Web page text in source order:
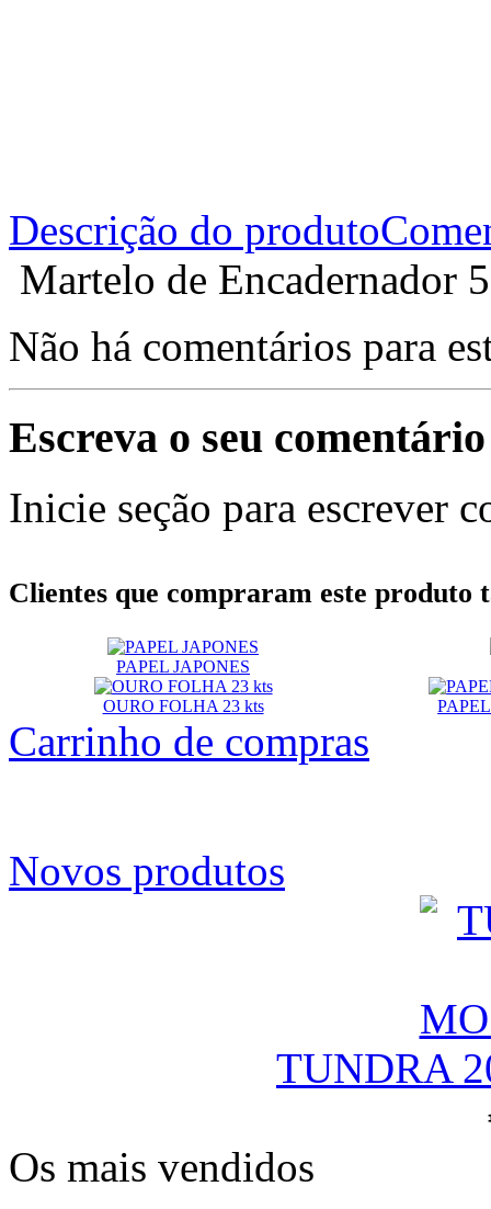
Descrição do produto
Martelo de Encadernador
Não há comentários para
Escreva o seu comentário
Inicie seção para escrever
Clientes que compraram este produto
PAPEL JAPONES
OURO FOLHA 23 kts
Carrinho de compras
Novos produtos
TUNDRA
Os mais vendidos